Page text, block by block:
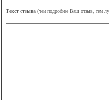
Текст отзыва (чем подробнее Ваш отзыв, тем